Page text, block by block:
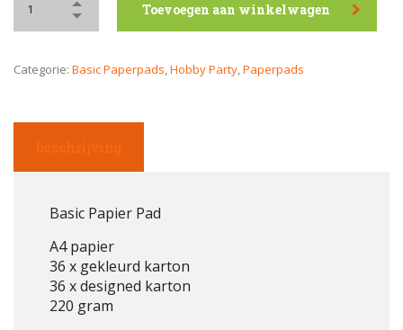
Toevoegen aan winkelwagen
Categorie: Basic Paperpads,Hobby Party,Paperpads
Basic Papier Pad
A4 papier
36 x gekleurd karton
36 x designed karton
220 gram